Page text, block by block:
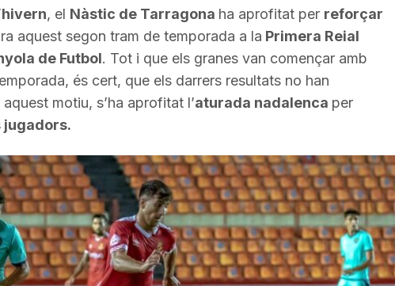
les
tecles
de
cap
per
a
incrementar
o
disminuir
el
, el Nàstic de Tarragona ha aprofitat per reforçar
aquest segon tram de temporada a la Primera Reial
de Futbol. Tot i que els granes van començar amb
és cert, que els darrers resultats no han
motiu, s’ha aprofitat l’aturada nadalenca per
jugadors.